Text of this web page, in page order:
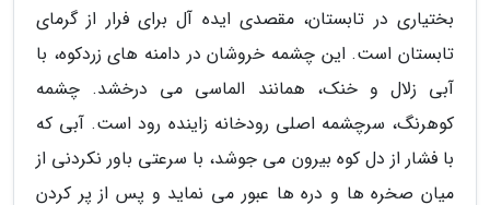
بختیاری در تابستان، مقصدی ایده آل برای فرار از گرمای
تابستان است. این چشمه خروشان در دامنه های زردکوه، با
آبی زلال و خنک، همانند الماسی می درخشد. چشمه
کوهرنگ، سرچشمه اصلی رودخانه زاینده رود است. آبی که
با فشار از دل کوه بیرون می جوشد، با سرعتی باور نکردنی از
میان صخره ها و دره ها عبور می نماید و پس از پر کردن